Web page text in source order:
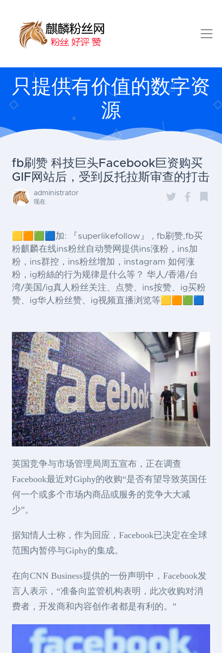
只提供有价值的数字资
源
fb刷赞 科技巨头Facebook巨资购买
GIF网站后，受到反托拉斯审查的打击
administrator
现在
🟨🟧🟩🟦加: 『superlikefollow』 , fb刷赞,fb买
粉麒麟在线ins粉丝自动赞网提供ins涨粉，ins加
粉，ins群控，ins粉丝增加，instagram 如何涨
粉，ig粉絲的行为规律是什么等？ 华人/香港/台
湾/美国/ig真人粉丝关注、点赞、ins按赞、ig买粉
赞、ig华人粉丝赞、ig视频直播浏览等🟨🟧🟩🟦
英国竞争与市场管理局周五宣布，正在调查
Facebook最近对Giphy的收购“是否有望导致英国任
何一个或多个市场内商品或服务的竞争大大减
少”。
据知情人士称，作为回应，Facebook已决定在全球
范围内暂停与Giphy的集成。
在向CNN Business提供的一份声明中，Facebook发
言人表示，“准备向监管机构表明，此次收购对消
费者，开发商和内容创作者都是有利的。”